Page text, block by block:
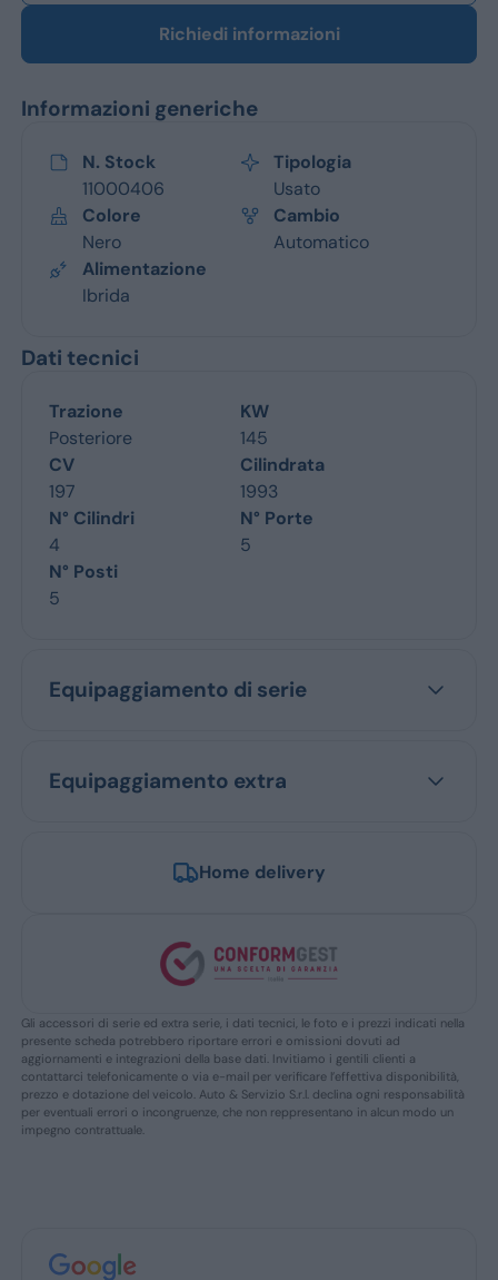
Richiedi informazioni
Informazioni generiche
N. Stock
11000406
Tipologia
Usato
Colore
Nero
Cambio
Automatico
Alimentazione
Ibrida
Dati tecnici
Trazione
Posteriore
KW
145
CV
197
Cilindrata
1993
N° Cilindri
4
N° Porte
5
N° Posti
5
Equipaggiamento di serie
Equipaggiamento extra
Home delivery
Gli accessori di serie ed extra serie, i dati tecnici, le foto e i prezzi indicati nella
presente scheda potrebbero riportare errori e omissioni dovuti ad
aggiornamenti e integrazioni della base dati. Invitiamo i gentili clienti a
contattarci telefonicamente o via e-mail per verificare l’effettiva disponibilità,
prezzo e dotazione del veicolo. Auto & Servizio S.r.l. declina ogni responsabilità
per eventuali errori o incongruenze, che non reppresentano in alcun modo un
impegno contrattuale.